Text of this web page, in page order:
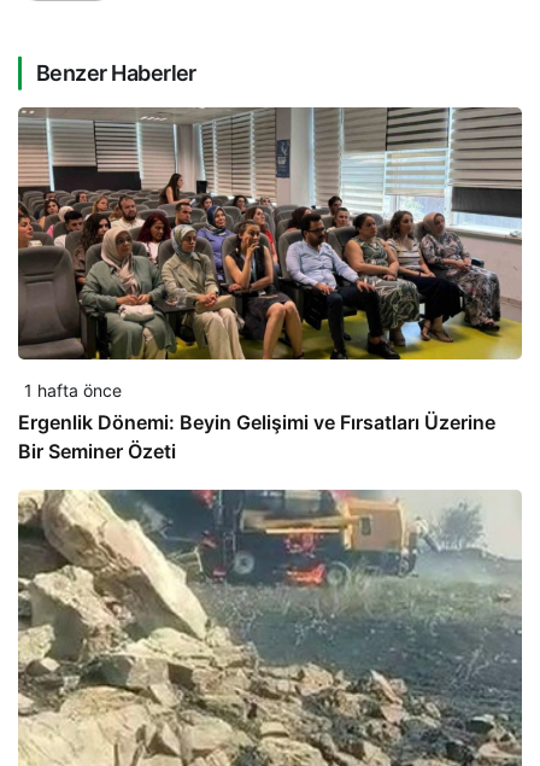
Benzer Haberler
1 hafta önce
Ergenlik Dönemi: Beyin Gelişimi ve Fırsatları Üzerine
Bir Seminer Özeti